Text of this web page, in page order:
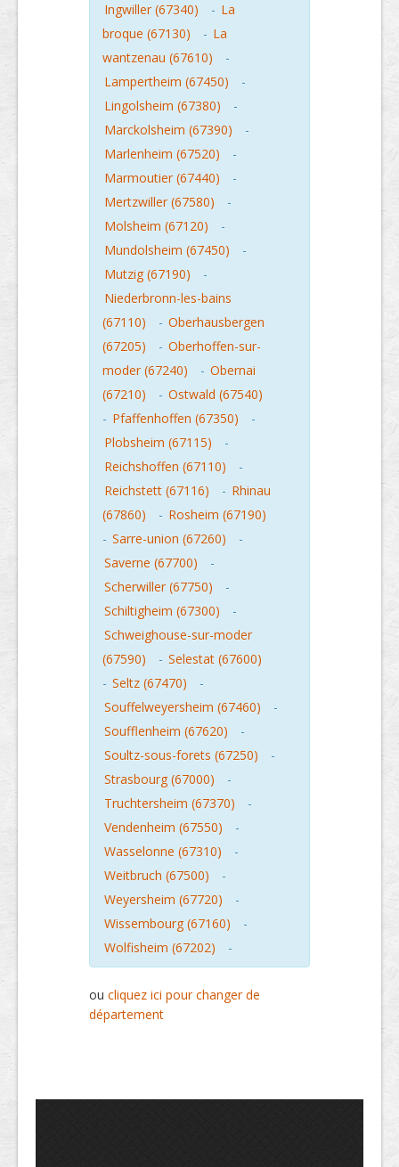
Ingwiller (67340)
- La
broque (67130)
- La
wantzenau (67610)
-
Lampertheim (67450)
-
Lingolsheim (67380)
-
Marckolsheim (67390)
-
Marlenheim (67520)
-
Marmoutier (67440)
-
Mertzwiller (67580)
-
Molsheim (67120)
-
Mundolsheim (67450)
-
Mutzig (67190)
-
Niederbronn-les-bains
(67110)
- Oberhausbergen
(67205)
- Oberhoffen-sur-
moder (67240)
- Obernai
(67210)
- Ostwald (67540)
- Pfaffenhoffen (67350)
-
Plobsheim (67115)
-
Reichshoffen (67110)
-
Reichstett (67116)
- Rhinau
(67860)
- Rosheim (67190)
- Sarre-union (67260)
-
Saverne (67700)
-
Scherwiller (67750)
-
Schiltigheim (67300)
-
Schweighouse-sur-moder
(67590)
- Selestat (67600)
- Seltz (67470)
-
Souffelweyersheim (67460)
-
Soufflenheim (67620)
-
Soultz-sous-forets (67250)
-
Strasbourg (67000)
-
Truchtersheim (67370)
-
Vendenheim (67550)
-
Wasselonne (67310)
-
Weitbruch (67500)
-
Weyersheim (67720)
-
Wissembourg (67160)
-
Wolfisheim (67202)
-
ou cliquez ici pour changer de
département